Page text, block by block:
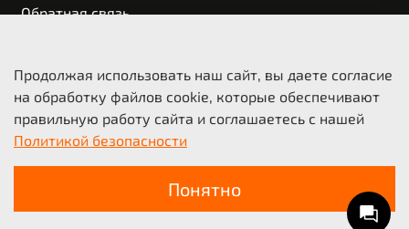
Обратная связь
Оферта и политика конфиденциальности
© 2021-2026 KTM Казань | КТМ Новосибирск
ООО «Мото-Трейд», ИНН 5404210718
Продолжая использовать наш сайт, вы даете согласие
на обработку файлов cookie, которые обеспечивают
правильную работу сайта и соглашаетесь с нашей
Политикой безопасности
Понятно